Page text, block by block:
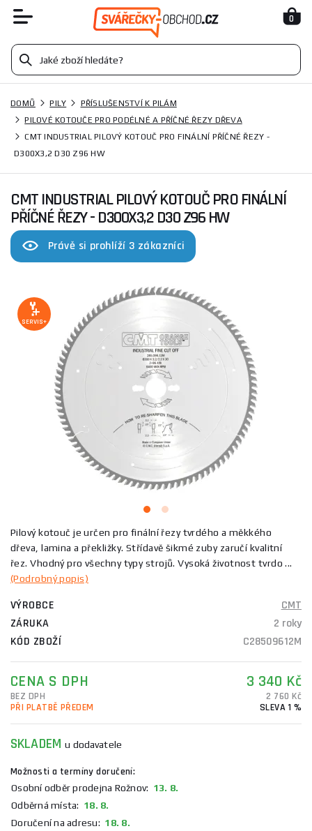
0
DOMŮ PILY
PŘÍSLUŠENSTVÍ K PILÁM
PILOVÉ KOTOUČE PRO PODÉLNÉ A PŘÍČNÉ ŘEZY DŘEVA
CMT INDUSTRIAL PILOVÝ KOTOUČ PRO FINÁLNÍ PŘÍČNÉ ŘEZY -
D300X3,2 D30 Z96 HW
CMT INDUSTRIAL PILOVÝ KOTOUČ PRO FINÁLNÍ
PŘÍČNÉ ŘEZY - D300X3,2 D30 Z96 HW
Právě si prohlíží 3 zákazníci
SERVIS+
Pilový kotouč je určen pro finální řezy tvrdého a měkkého
dřeva, lamina a překližky. Střídavě šikmé zuby zaručí kvalitní
řez. Vhodný pro všechny typy strojů. Vysoká životnost tvrdo ...
(Podrobný popis)
VÝROBCE
CMT
ZÁRUKA
2 roky
KÓD ZBOŽÍ
C28509612M
CENA S DPH 3 340 Kč
BEZ DPH
2 760 Kč
PŘI PLATBĚ PŘEDEM
SLEVA 1 %
SKLADEMu dodavatele
Možnosti a termíny doručení:
Osobní odběr prodejna Rožnov: 13. 8.
Odběrná místa: 18. 8.
Doručení na adresu: 18. 8.